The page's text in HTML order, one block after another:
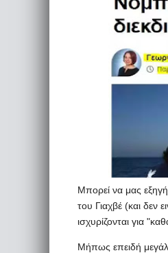
Μπορεί να μας
του Γιαχβέ (και δεν
ισχυρίζονται για
Μήπως επειδή